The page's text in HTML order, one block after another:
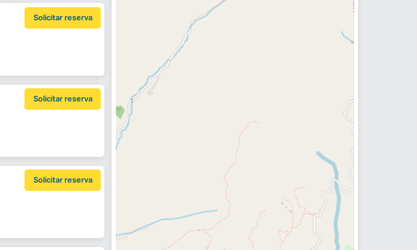
Solicitar reserva
Solicitar reserva
Solicitar reserva